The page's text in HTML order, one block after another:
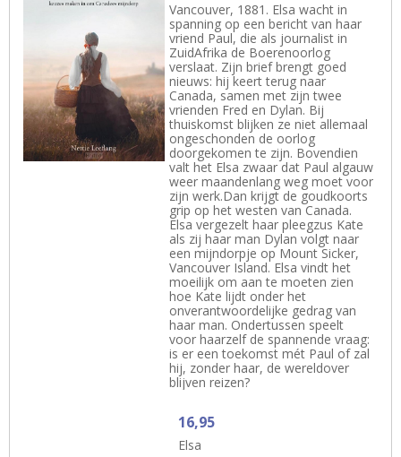
Vancouver, 1881. Elsa wacht in
spanning op een bericht van haar
vriend Paul, die als journalist in
ZuidAfrika de Boerenoorlog
verslaat. Zijn brief brengt goed
nieuws: hij keert terug naar
Canada, samen met zijn twee
vrienden Fred en Dylan. Bij
thuiskomst blijken ze niet allemaal
ongeschonden de oorlog
doorgekomen te zijn. Bovendien
valt het Elsa zwaar dat Paul algauw
weer maandenlang weg moet voor
zijn werk.Dan krijgt de goudkoorts
grip op het westen van Canada.
Elsa vergezelt haar pleegzus Kate
als zij haar man Dylan volgt naar
een mijndorpje op Mount Sicker,
Vancouver Island. Elsa vindt het
moeilijk om aan te moeten zien
hoe Kate lijdt onder het
onverantwoordelijke gedrag van
haar man. Ondertussen speelt
voor haarzelf de spannende vraag:
is er een toekomst mét Paul of zal
hij, zonder haar, de wereldover
blijven reizen?
16,95
Elsa